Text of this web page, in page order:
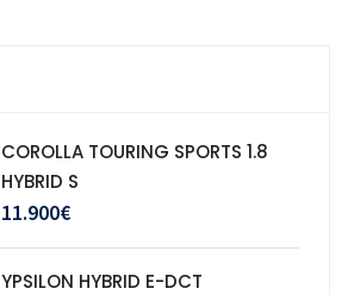
COROLLA TOURING SPORTS 1.8
HYBRID S
11.900€
YPSILON HYBRID E-DCT